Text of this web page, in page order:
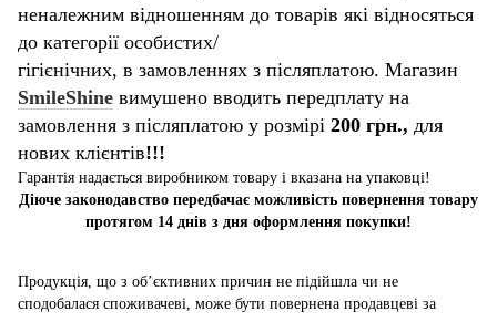
неналежним відношенням до товарів які відносяться
до категорії особистих/
гігієнічних, в замовленнях з післяплатою. Магазин
SmileShine вимушено вводить передплату на
замовлення з післяплатою у розмірі 200 грн., для
нових клієнтів!!!
Гарантія надається виробником товару і вказана на упаковці!
Діюче законодавство передбачає можливість повернення товару
протягом 14 днів з дня оформлення покупки!
Продукція, що з об’єктивних причин не підійшла чи не
сподобалася споживачеві, може бути повернена продавцеві за